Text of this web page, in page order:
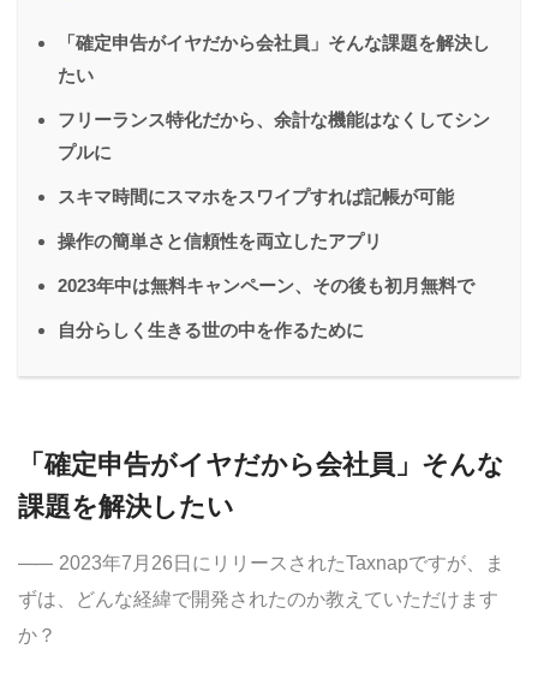
「確定申告がイヤだから会社員」そんな課題を解決し
たい
フリーランス特化だから、余計な機能はなくしてシン
プルに
スキマ時間にスマホをスワイプすれば記帳が可能
操作の簡単さと信頼性を両立したアプリ
2023年中は無料キャンペーン、その後も初月無料で
自分らしく生きる世の中を作るために
「確定申告がイヤだから会社員」そんな
課題を解決したい
2023年7月26日にリリースされたTaxnapですが、ま
ずは、どんな経緯で開発されたのか教えていただけます
か？